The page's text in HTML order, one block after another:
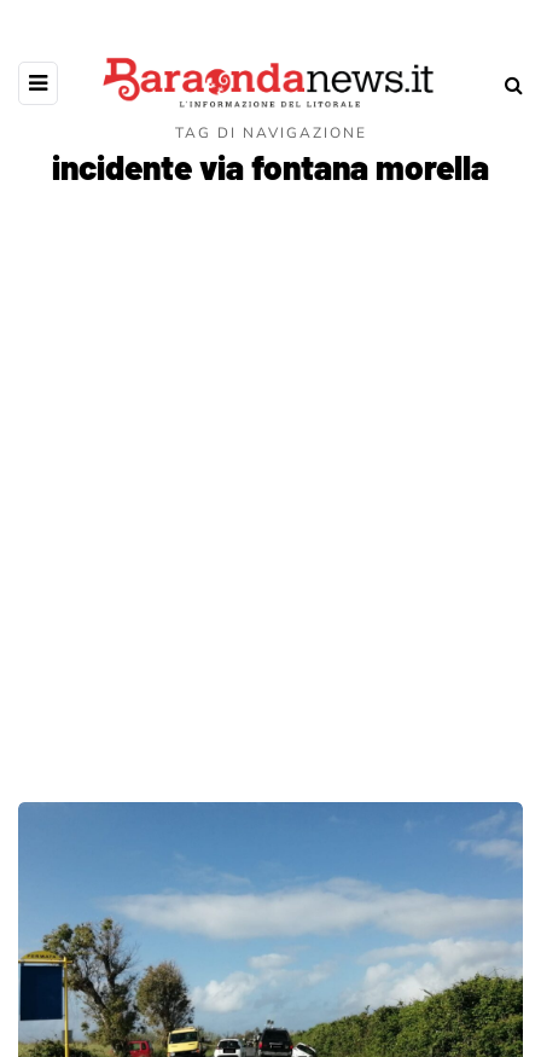
TAG DI NAVIGAZIONE
incidente via fontana morella